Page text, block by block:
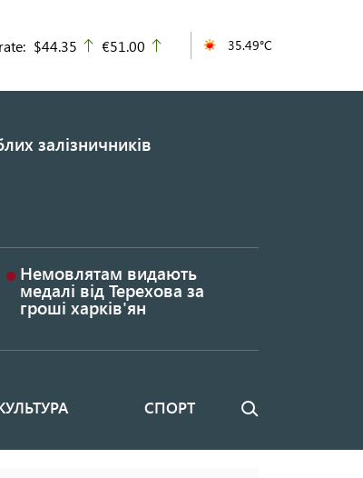
$44.35 up
€51.00 35.49°C
залізничників
Немовлятам видають
медалі від Терехова за
гроші харків'ян
СПОРТ Пошук